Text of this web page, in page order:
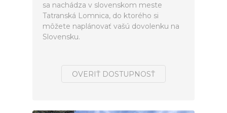
sa nachádza v slovenskom meste
Tatranská Lomnica, do ktorého si
môžete naplánovať vašú dovolenku na
Slovensku.
OVERIŤ DOSTUPNOSŤ